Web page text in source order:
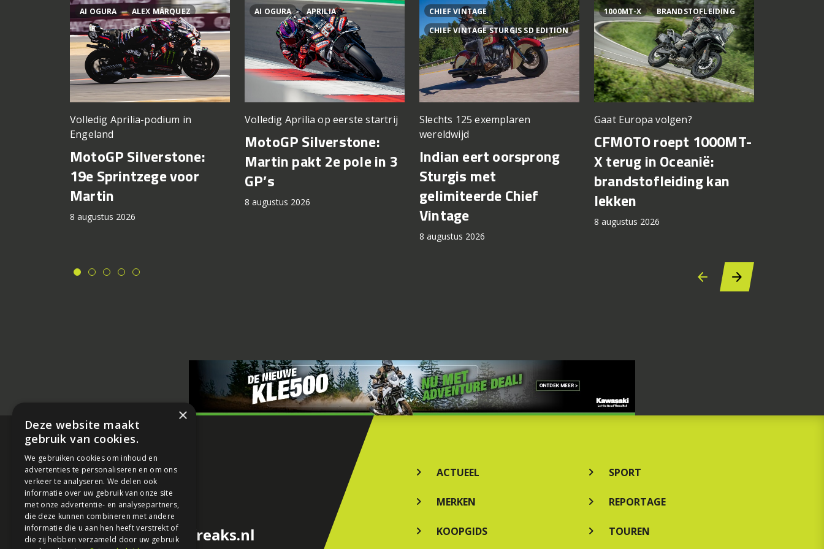
AI OGURA ALEX MÁRQUEZ
Volledig Aprilia-podium in
Engeland
MotoGP Silverstone:
19e Sprintzege voor
Martin
8 augustus 2026
AI OGURA APRILIA
Volledig Aprilia op eerste startrij
MotoGP Silverstone:
Martin pakt 2e pole in 3
GP’s
8 augustus 2026
CHIEF VINTAGE
CHIEF VINTAGE STURGIS SD EDITION
Slechts 125 exemplaren
wereldwijd
Indian eert oorsprong
Sturgis met
gelimiteerde Chief
Vintage
8 augustus 2026
1000MT-X BRANDSTOFLEIDING
Gaat Europa volgen?
CFMOTO roept 1000MT-
X terug in Oceanië:
brandstofleiding kan
lekken
8 augustus 2026
redactie@motorfreaks.nl
ACTUEEL
MERKEN
KOOPGIDS
SPORT
REPORTAGE
TOUREN
×
Deze website maakt
gebruik van cookies.
We gebruiken cookies om inhoud en
advertenties te personaliseren en om ons
verkeer te analyseren. We delen ook
informatie over uw gebruik van onze site
met onze advertentie- en analysepartners,
die deze kunnen combineren met andere
informatie die u aan hen heeft verstrekt of
die zij hebben verzameld door uw gebruik